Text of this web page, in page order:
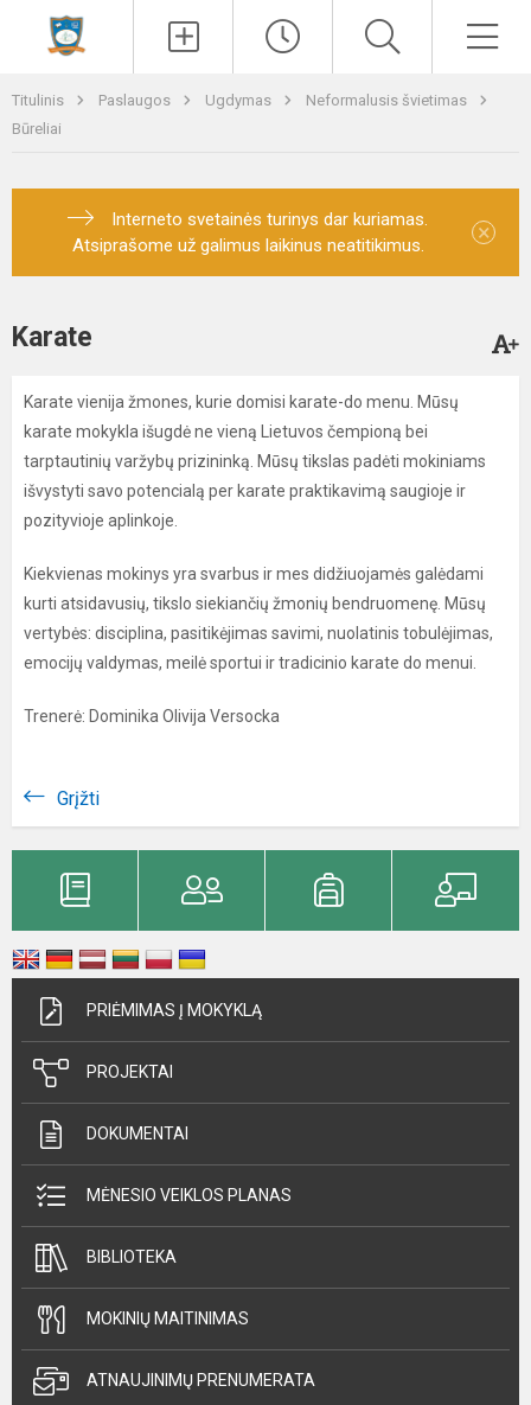
Titulinis Paslaugos Ugdymas
Neformalusis švietimas
Būreliai
Interneto svetainės turinys dar kuriamas.
Atsiprašome už galimus laikinus neatitikimus.
×
Karate
Karate vienija žmones, kurie domisi karate-do menu. Mūsų
karate mokykla išugdė ne vieną Lietuvos čempioną bei
tarptautinių varžybų prizininką. Mūsų tikslas padėti mokiniams
išvystyti savo potencialą per karate praktikavimą saugioje ir
pozityvioje aplinkoje.
Kiekvienas mokinys yra svarbus ir mes didžiuojamės galėdami
kurti atsidavusių, tikslo siekiančių žmonių bendruomenę. Mūsų
vertybės: disciplina, pasitikėjimas savimi, nuolatinis tobulėjimas,
emocijų valdymas, meilė sportui ir tradicinio karate do menui.
Trenerė: Dominika Olivija Versocka
Grįžti
PRIĖMIMAS Į MOKYKLĄ
PROJEKTAI
DOKUMENTAI
MĖNESIO VEIKLOS PLANAS
BIBLIOTEKA
MOKINIŲ MAITINIMAS
ATNAUJINIMŲ PRENUMERATA